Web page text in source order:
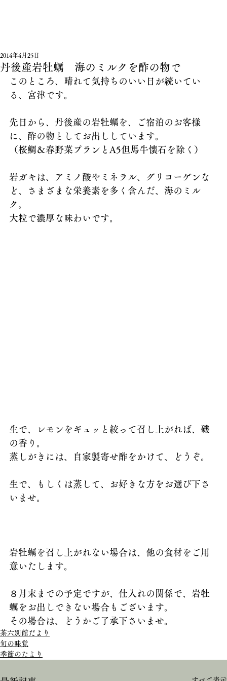
丹後産岩牡蠣 海のミルクを酢の物で
2014年4月25日
このところ、晴れて気持ちのいい日が続いてい
る、宮津です。
先日から、丹後産の岩牡蠣を、ご宿泊のお客様
に、酢の物としてお出ししています。
（桜鯛＆春野菜プランとA5但馬牛懐石を除く）
岩ガキは、アミノ酸やミネラル、グリコーゲンな
ど、さまざまな栄養素を多く含んだ、海のミル
ク。
大粒で濃厚な味わいです。
生で、レモンをギュッと絞って召し上がれば、磯
の香り。
蒸しがきには、自家製寄せ酢をかけて、どうぞ。
生で、もしくは蒸して、お好きな方をお選び下さ
いませ。
岩牡蠣を召し上がれない場合は、他の食材をご用
意いたします。
８月末までの予定ですが、仕入れの関係で、岩牡
蠣をお出しできない場合もございます。
その場合は、どうかご了承下さいませ。
茶六別館だより
旬の味覚
季節のたより